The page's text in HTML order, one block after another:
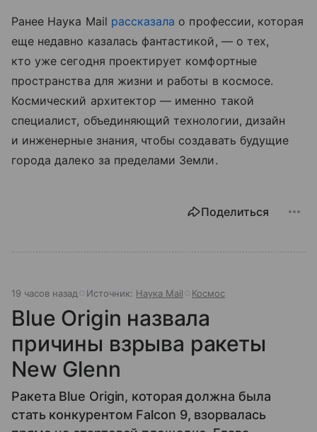
Ранее Наука Mail рассказала о профессии, которая
еще недавно казалась фантастикой, — о тех,
кто уже сегодня проектирует комфортные
пространства для жизни и работы в космосе.
Космический архитектор — именно такой
специалист, объединяющий технологии, дизайн
и инженерные знания, чтобы создавать будущие
города далеко за пределами Земли.
Поделиться
19 часов назад Источник: Наука Mail Космос
Blue Origin назвала
причины взрыва ракеты
New Glenn
Ракета Blue Origin, которая должна была
стать конкурентом Falcon 9, взорвалась